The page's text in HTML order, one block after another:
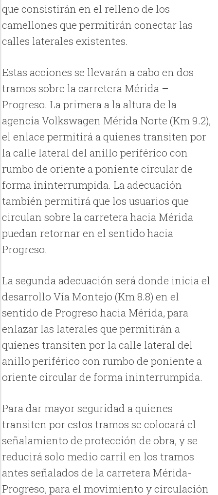
que consistirán en el relleno de los
camellones que permitirán conectar las
calles laterales existentes.
Estas acciones se llevarán a cabo en dos
tramos sobre la carretera Mérida –
Progreso. La primera a la altura de la
agencia Volkswagen Mérida Norte (Km 9.2),
el enlace permitirá a quienes transiten por
la calle lateral del anillo periférico con
rumbo de oriente a poniente circular de
forma ininterrumpida. La adecuación
también permitirá que los usuarios que
circulan sobre la carretera hacia Mérida
puedan retornar en el sentido hacia
Progreso.
La segunda adecuación será donde inicia el
desarrollo Vía Montejo (Km 8.8) en el
sentido de Progreso hacia Mérida, para
enlazar las laterales que permitirán a
quienes transiten por la calle lateral del
anillo periférico con rumbo de poniente a
oriente circular de forma ininterrumpida.
Para dar mayor seguridad a quienes
transiten por estos tramos se colocará el
señalamiento de protección de obra, y se
reducirá solo medio carril en los tramos
antes señalados de la carretera Mérida-
Progreso, para el movimiento y circulación